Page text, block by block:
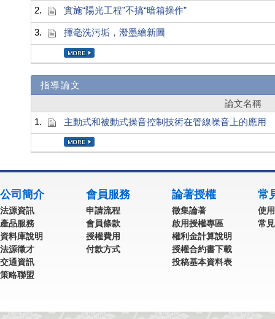
2. 實施“陽光工程”不搞“暗箱操作”
3. 揮毫洗污垢，潑墨繪新圖
指導論文
論文名稱
1.
主動式和被動式操音控制技術在管線噪音上的應用
公司簡介
法源資訊
產品服務
資料庫說明
法源徵才
交通資訊
策略聯盟
會員服務
申請流程
會員條款
授權費用
付款方式
論著授權
徵集論著
啟用授權專區
權利金計算說明
授權合約書下載
投稿基本資料表
常
使
常